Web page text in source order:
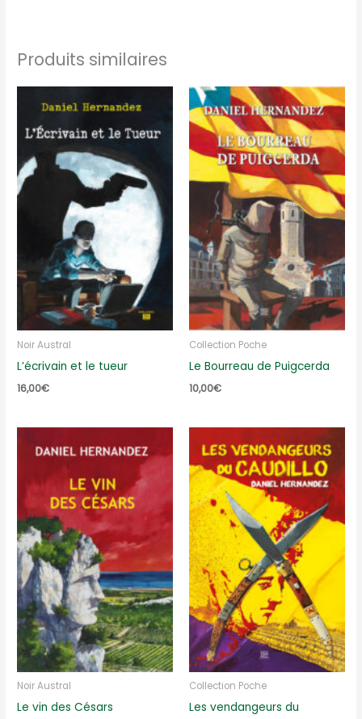
Produits similaires
Noir Austral
L’écrivain et le tueur
16,00€
Collection Poche
Le Bourreau de Puigcerda
10,00€
Noir Austral
Le vin des Césars
Collection Poche
Les vendangeurs du